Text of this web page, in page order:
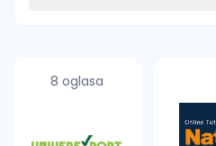
8 oglasa